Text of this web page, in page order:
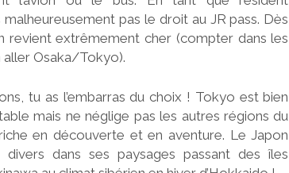
malheureusement pas le droit au JR pass. Dès
revient extrêmement cher (compter dans les
aller Osaka/Tokyo).
tu as l’embarras du choix ! Tokyo est bien
mais ne néglige pas les autres régions du
en découverte et en aventure. Le Japon
dans ses paysages passant des îles